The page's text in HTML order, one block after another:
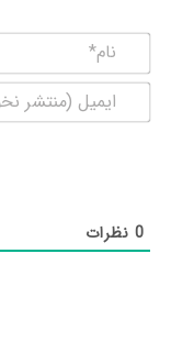
0نظرات